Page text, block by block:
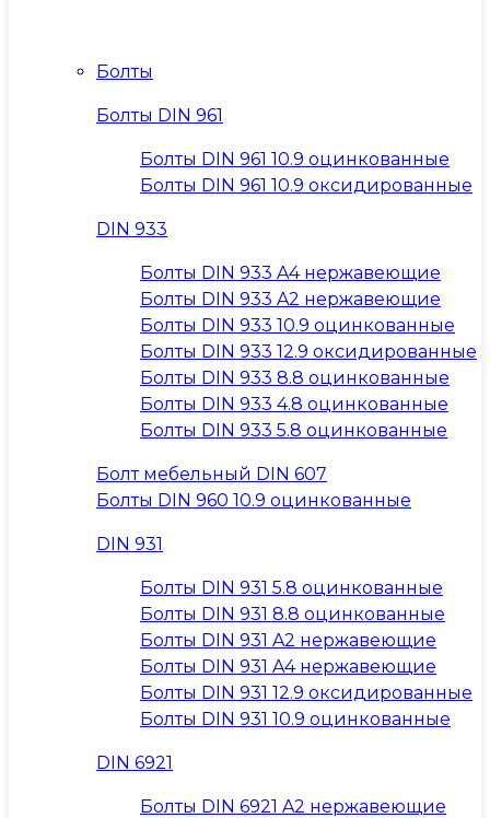
Болты
Болты DIN 961
Болты DIN 961 10.9 оцинкованные
Болты DIN 961 10.9 оксидированные
DIN 933
Болты DIN 933 A4 нержавеющие
Болты DIN 933 A2 нержавеющие
Болты DIN 933 10.9 оцинкованные
Болты DIN 933 12.9 оксидированные
Болты DIN 933 8.8 оцинкованные
Болты DIN 933 4.8 оцинкованные
Болты DIN 933 5.8 оцинкованные
Болт мебельный DIN 607
Болты DIN 960 10.9 оцинкованные
DIN 931
Болты DIN 931 5.8 оцинкованные
Болты DIN 931 8.8 оцинкованные
Болты DIN 931 A2 нержавеющие
Болты DIN 931 A4 нержавеющие
Болты DIN 931 12.9 оксидированные
Болты DIN 931 10.9 оцинкованные
DIN 6921
Болты DIN 6921 A2 нержавеющие